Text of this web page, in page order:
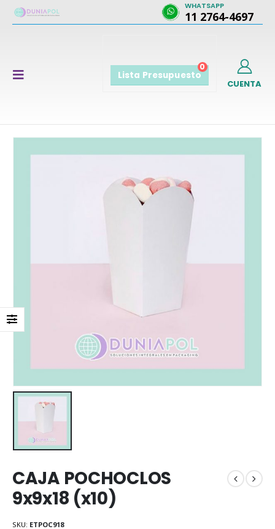
WHATSAPP
11 2764-4697
0
Lista Presupuesto
CUENTA
CAJA POCHOCLOS
9x9x18 (x10)
SKU: ETPOC918